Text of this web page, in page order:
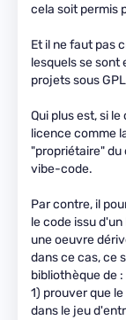
cela soit permis
Et il ne faut pas
lesquels se sont
projets sous
Qui plus est, si
licence comme
"propriétaire" du
vibe-code.
Par contre, il
le code issu
une oeuvre
dans ce cas, ce
bibliothèque de :
1) prouver que
dans le jeu